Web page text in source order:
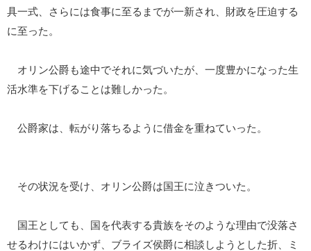
具一式、さらには食事に至るまでが一新され、財政を圧迫する
に至った。
オリン公爵も途中でそれに気づいたが、一度豊かになった生
活水準を下げることは難しかった。
公爵家は、転がり落ちるように借金を重ねていった。
その状況を受け、オリン公爵は国王に泣きついた。
国王としても、国を代表する貴族をそのような理由で没落さ
せるわけにはいかず、ブライズ侯爵に相談しようとした折、ミ